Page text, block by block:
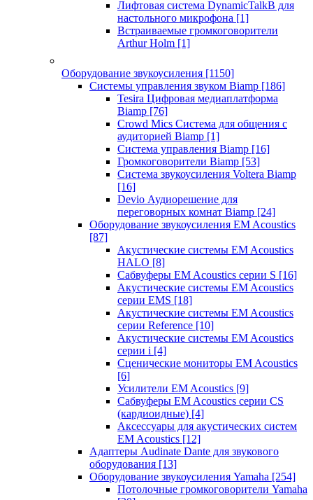
Лифтовая система DynamicTalkB для
настольного микрофона [1]
Встраиваемые громкоговорители
Arthur Holm [1]
Оборудование звукоусиления [1150]
Системы управления звуком Biamp [186]
Tesira Цифровая медиаплатформа
Biamp [76]
Crowd Mics Система для общения с
аудиторией Biamp [1]
Система управления Biamp [16]
Громкоговорители Biamp [53]
Система звукоусиления Voltera Biamp
[16]
Devio Аудиорешение для
переговорных комнат Biamp [24]
Оборудование звукоусиления EM Acoustics
[87]
Акустические системы EM Acoustics
HALO [8]
Сабвуферы EM Acoustics серии S [16]
Акустические системы EM Acoustics
серии EMS [18]
Акустические системы EM Acoustics
серии Reference [10]
Акустические системы EM Acoustics
серии i [4]
Сценические мониторы EM Acoustics
[6]
Усилители EM Acoustics [9]
Сабвуферы EM Acoustics серии CS
(кардиоидные) [4]
Аксессуары для акустических систем
EM Acoustics [12]
Адаптеры Audinate Dante для звукового
оборудования [13]
Оборудование звукоусиления Yamaha [254]
Потолочные громкоговорители Yamaha